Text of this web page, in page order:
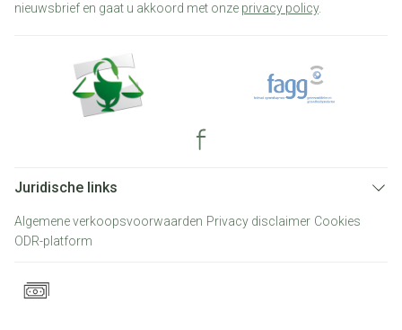
nieuwsbrief en gaat u akkoord met onze privacy policy.
Juridische links
Algemene verkoopsvoorwaarden Privacy disclaimer Cookies
ODR-platform